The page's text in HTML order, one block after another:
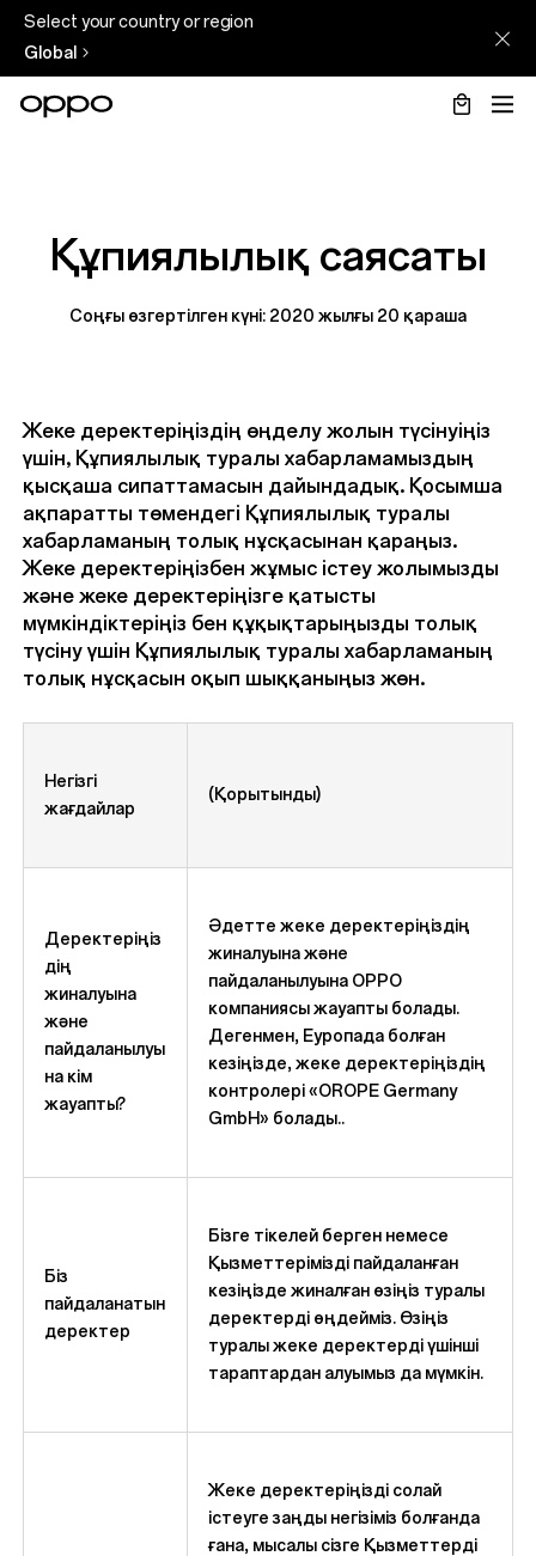
Select your country or region
Global
Құпиялылық саясаты
Соңғы өзгертілген күні: 2020 жылғы 20 қараша
Жеке деректеріңіздің өңделу жолын түсінуіңіз
үшін, Құпиялылық туралы хабарламамыздың
қысқаша сипаттамасын дайындадық. Қосымша
ақпаратты төмендегі Құпиялылық туралы
хабарламаның толық нұсқасынан қараңыз.
Жеке деректеріңізбен жұмыс істеу жолымызды
және жеке деректеріңізге қатысты
мүмкіндіктеріңіз бен құқықтарыңызды толық
түсіну үшін Құпиялылық туралы хабарламаның
толық нұсқасын оқып шыққаныңыз жөн.
Негізгі
жағдайлар
(Қорытынды)
Деректеріңіз
дің
жиналуына
және
пайдаланылуы
на кім
жауапты?
Әдетте жеке деректеріңіздің
жиналуына және
пайдаланылуына OPPO
компаниясы жауапты болады.
Дегенмен, Еуропада болған
кезіңізде, жеке деректеріңіздің
контролері «OROPE Germany
GmbH» болады..
Біз
пайдаланатын
деректер
Бізге тікелей берген немесе
Қызметтерімізді пайдаланған
кезіңізде жиналған өзіңіз туралы
деректерді өңдейміз. Өзіңіз
туралы жеке деректерді үшінші
тараптардан алуымыз да мүмкін.
Жеке деректеріңізді солай
істеуге заңды негізіміз болғанда
ғана, мысалы сізге Қызметтерді